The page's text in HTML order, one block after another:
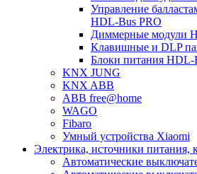
Управление
HDL-Bus PRO
Диммерные модули
Клавишные и DLP
Блоки питания HDL-
KNX JUNG
KNX ABB
ABB free@home
WAGO
Fibaro
Умный устройства Xiaomi
Электрика, источники питания,
Автоматические